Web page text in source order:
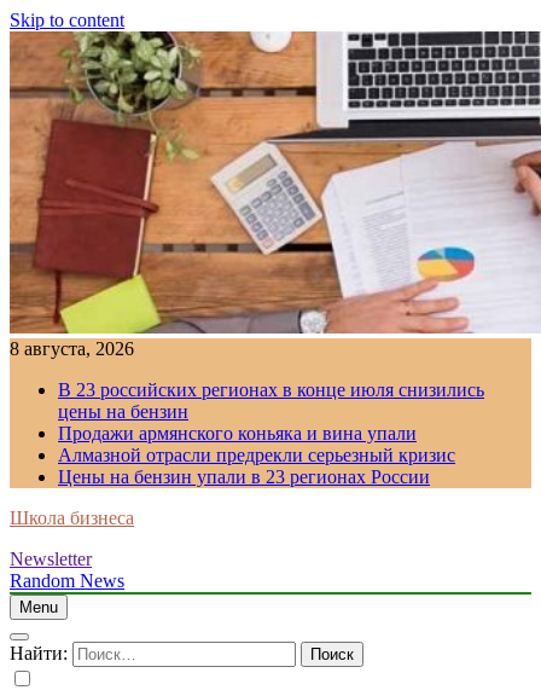
Skip to content
8 августа, 2026
В 23 российских регионах в конце июля снизились
цены на бензин
Продажи армянского коньяка и вина упали
Алмазной отрасли предрекли серьезный кризис
Цены на бензин упали в 23 регионах России
Школа бизнеса
Newsletter
Random News
Menu
Найти: